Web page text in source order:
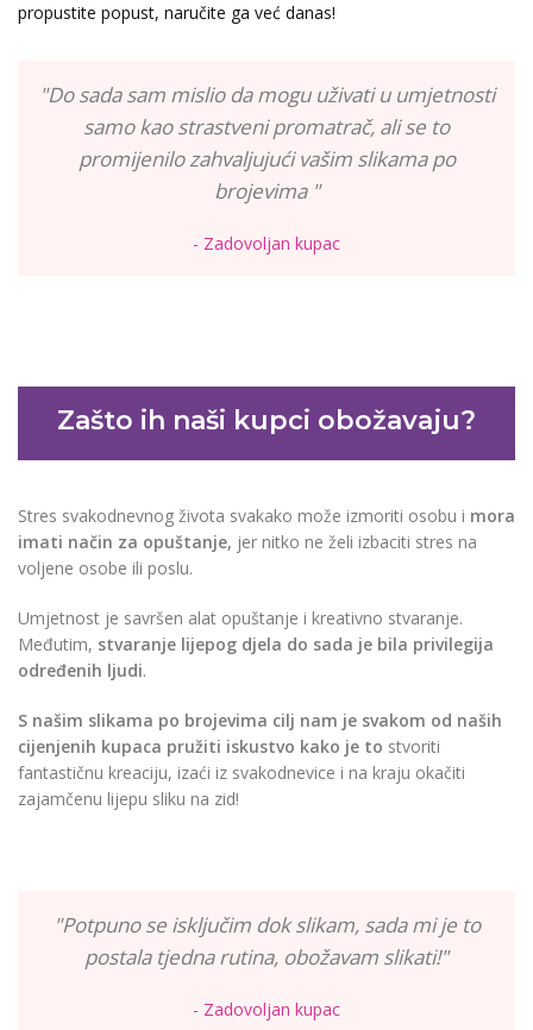
propustite popust, naručite ga već danas!
"Do sada sam mislio da mogu uživati u umjetnosti
samo kao strastveni promatrač, ali se to
promijenilo zahvaljujući vašim slikama po
brojevima "
- Zadovoljan kupac
Zašto ih naši kupci obožavaju?
Stres svakodnevnog života svakako može izmoriti osobu i mora
imati način za opuštanje, jer nitko ne želi izbaciti stres na
voljene osobe ili poslu.
Umjetnost je savršen alat opuštanje i kreativno stvaranje.
Međutim, stvaranje lijepog djela do sada je bila privilegija
određenih ljudi.
S našim slikama po brojevima cilj nam je svakom od naših
cijenjenih kupaca pružiti iskustvo kako je to stvoriti
fantastičnu kreaciju, izaći iz svakodnevice i na kraju okačiti
zajamčenu lijepu sliku na zid!
"Potpuno se isključim dok slikam, sada mi je to
postala tjedna rutina, obožavam slikati!"
- Zadovoljan kupac